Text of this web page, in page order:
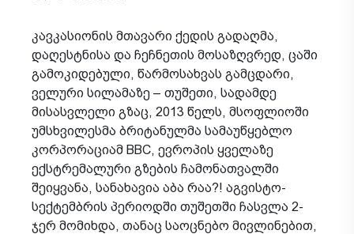
კავკასიონის მთავარი ქედის გადაღმა,
დაღესტნისა და ჩეჩნეთის მოსაზღვრედ, ცაში
გამოკიდებული, წარმოსახვას გამცდარი,
ველური სილამაზე – თუშეთი, სადამდე
მისასვლელი გზაც, 2013 წელს, მსოფლიოში
უმსხვილესმა ბრიტანულმა სამაუწყებლო
კორპორაციამ BBC, ევროპის ყველაზე
ექსტრემალური გზების ჩამონათვალში
შეიყვანა, სანახავია აბა რაა?! აგვისტო-
სექტემბრის პერიოდში თუშეთში ჩასვლა 2-
ჯერ მომიხდა, თანაც საოცნებო მივლინებით,